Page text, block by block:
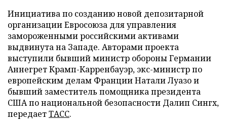
Инициатива по созданию новой депозитарной
организации Евросоюза для управления
замороженными российскими активами
выдвинута на Западе. Авторами проекта
выступили бывший министр обороны Германии
Аннегрет Крамп-Карренбауэр, экс-министр по
европейским делам Франции Натали Луазо и
бывший заместитель помощника президента
США по национальной безопасности Далип Сингх,
передаетТАСС.